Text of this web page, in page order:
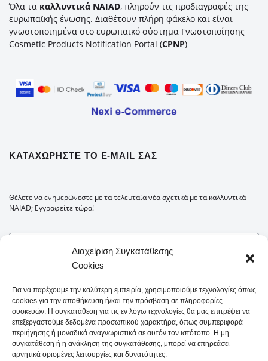
Διαχείριση Συγκατάθεσης
Cookies
Για να παρέχουμε την καλύτερη εμπειρία, χρησιμοποιούμε τεχνολογίες όπως
cookies για την αποθήκευση ή/και την πρόσβαση σε πληροφορίες
συσκευών. Η συγκατάθεση για τις εν λόγω τεχνολογίες θα μας επιτρέψει να
επεξεργαστούμε δεδομένα προσωπικού χαρακτήρα, όπως συμπεριφορά
περιήγησης ή μοναδικά αναγνωριστικά σε αυτόν τον ιστότοπο. Η μη
συγκατάθεση ή η ανάκληση της συγκατάθεσης, μπορεί να επηρεάσει
αρνητικά ορισμένες λειτουργίες και δυνατότητες.
Όλα τα καλλυντικά NAIAD, πληρούν τις προδιαγραφές της
ευρωπαϊκής ένωσης. Διαθέτουν πλήρη φάκελο και είναι
γνωστοποιημένα στο ευρωπαϊκό σύστημα Γνωστοποίησης
Cosmetic Products Notification Portal (CPNP)
ΚΑΤΑΧΩΡΉΣΤΕ ΤΟ E-MAIL ΣΑΣ
Θέλετε να ενημερώνεστε με τα τελευταία νέα σχετικά με τα καλλυντικά
NAIAD; Εγγραφείτε τώρα!
Δήλωση Απορρήτου Όροι και Προϋποθέσεις